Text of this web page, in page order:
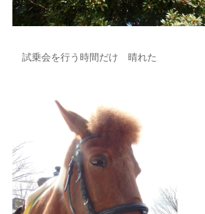
試乗会を行う時間だけ 晴れた